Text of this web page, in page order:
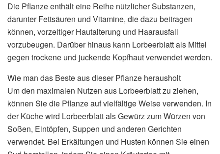
Die Pflanze enthält eine Reihe nützlicher Substanzen,
darunter Fettsäuren und Vitamine, die dazu beitragen
können, vorzeitiger Hautalterung und Haarausfall
vorzubeugen. Darüber hinaus kann Lorbeerblatt als Mittel
gegen trockene und juckende Kopfhaut verwendet werden.
Wie man das Beste aus dieser Pflanze herausholt
Um den maximalen Nutzen aus Lorbeerblatt zu ziehen,
können Sie die Pflanze auf vielfältige Weise verwenden. In
der Küche wird Lorbeerblatt als Gewürz zum Würzen von
Soßen, Eintöpfen, Suppen und anderen Gerichten
verwendet. Bei Erkältungen und Husten können Sie einen